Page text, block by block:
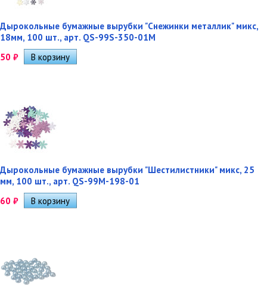
Дырокольные бумажные вырубки "Снежинки металлик" микс,
18мм, 100 шт., арт. QS-99S-350-01M
50 ₽
Дырокольные бумажные вырубки "Шестилистники" микс, 25
мм, 100 шт., арт. QS-99M-198-01
60 ₽